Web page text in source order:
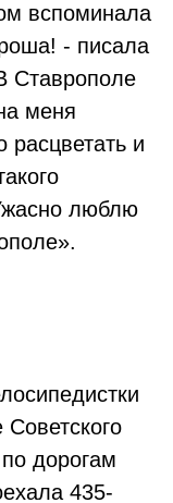
вспоминала
- писала
Ставрополе
меня
расцветать и
люблю
дорогам
435-